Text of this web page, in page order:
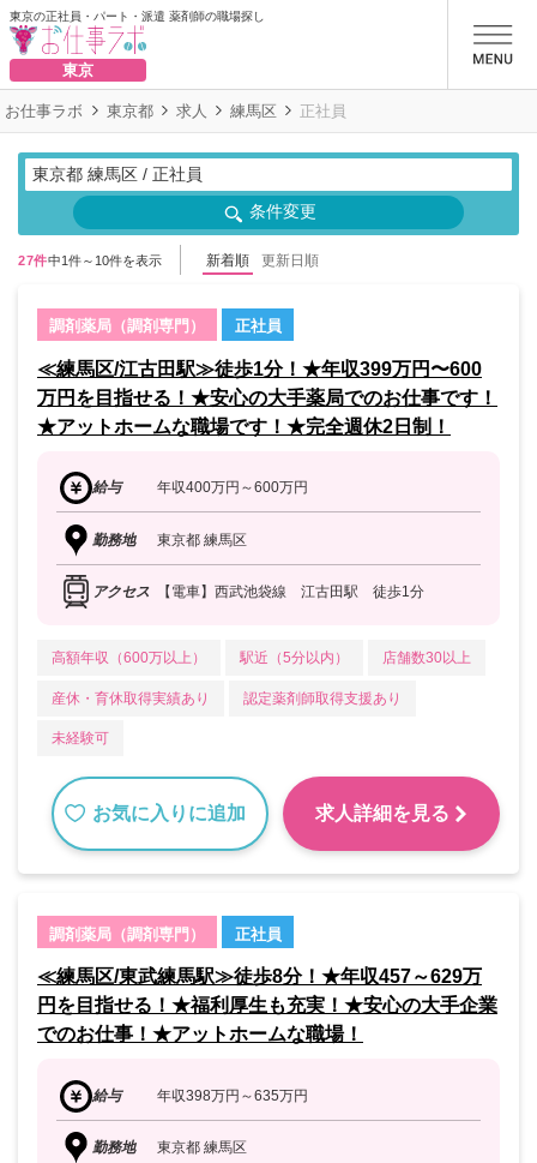
東京の正社員・パート・派遣 薬剤師の職場探し
東京
お仕事ラボ 東京都 求人 練馬区 正社員
東京都 練馬区 / 正社員
条件変更
27件中1件～10件を表示 新着順 更新日順
調剤薬局（調剤専門） 正社員
≪練馬区/江古田駅≫徒歩1分！★年収399万円〜600
万円を目指せる！★安心の大手薬局でのお仕事です！
★アットホームな職場です！★完全週休2日制！
給与 年収400万円～600万円
勤務地 東京都 練馬区
アクセス 【電車】西武池袋線 江古田駅 徒歩1分
高額年収（600万以上） 駅近（5分以内） 店舗数30以上
産休・育休取得実績あり 認定薬剤師取得支援あり
未経験可
お気に入りに追加 求人詳細を見る
調剤薬局（調剤専門） 正社員
≪練馬区/東武練馬駅≫徒歩8分！★年収457～629万
円を目指せる！★福利厚生も充実！★安心の大手企業
でのお仕事！★アットホームな職場！
給与 年収398万円～635万円
勤務地 東京都 練馬区